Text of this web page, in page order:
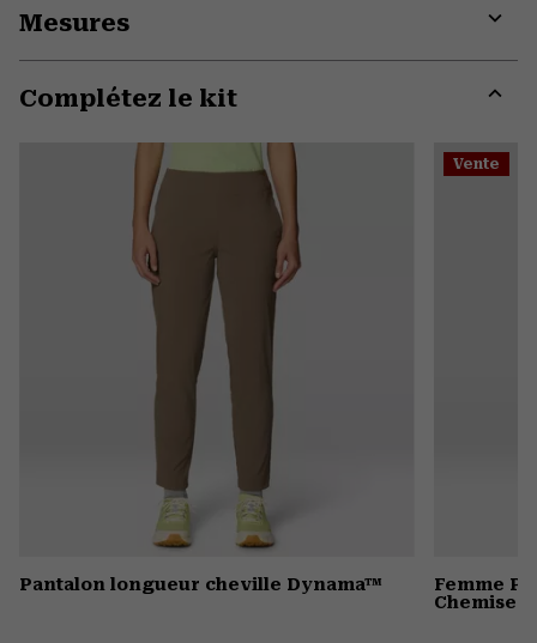
Mesures
Complétez le kit
Pantalon longueur cheville Dynama™
Vente
Femme
Chemise